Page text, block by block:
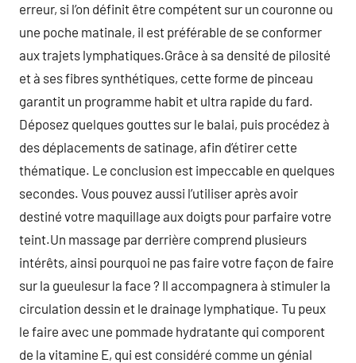
erreur, si l’on définit être compétent sur un couronne ou
une poche matinale, il est préférable de se conformer
aux trajets lymphatiques.Grâce à sa densité de pilosité
et à ses fibres synthétiques, cette forme de pinceau
garantit un programme habit et ultra rapide du fard.
Déposez quelques gouttes sur le balai, puis procédez à
des déplacements de satinage, afin d’étirer cette
thématique. Le conclusion est impeccable en quelques
secondes. Vous pouvez aussi l’utiliser après avoir
destiné votre maquillage aux doigts pour parfaire votre
teint.Un massage par derrière comprend plusieurs
intérêts, ainsi pourquoi ne pas faire votre façon de faire
sur la gueulesur la face ? Il accompagnera à stimuler la
circulation dessin et le drainage lymphatique. Tu peux
le faire avec une pommade hydratante qui comporent
de la vitamine E, qui est considéré comme un génial